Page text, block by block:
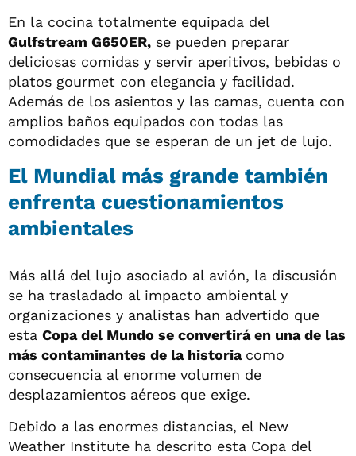
En la cocina totalmente equipada del
Gulfstream G650ER, se pueden preparar
deliciosas comidas y servir aperitivos, bebidas o
platos gourmet con elegancia y facilidad.
Además de los asientos y las camas, cuenta con
amplios baños equipados con todas las
comodidades que se esperan de un jet de lujo.
El Mundial más grande también
enfrenta cuestionamientos
ambientales
Más allá del lujo asociado al avión, la discusión
se ha trasladado al impacto ambiental y
organizaciones y analistas han advertido que
esta Copa del Mundo se convertirá en una de las
más contaminantes de la historia como
consecuencia al enorme volumen de
desplazamientos aéreos que exige.
Debido a las enormes distancias, el New
Weather Institute ha descrito esta Copa del